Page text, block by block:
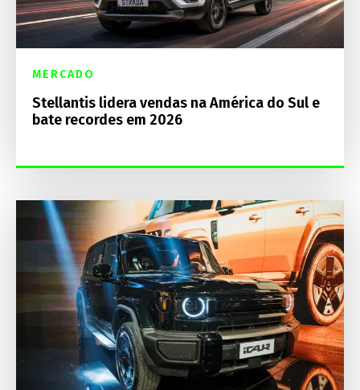
MERCADO
Stellantis lidera vendas na América do Sul e
bate recordes em 2026